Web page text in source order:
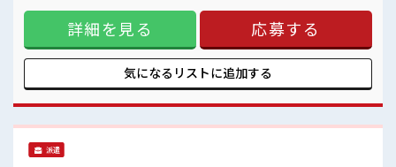
休憩室・ロッカー・更衣室完備！
荷物が多い方も安心ですね！
さらに動きやすい制服が無料☆
#ryo
ほぼナシ！ 赴任時の交通費の支給があるのもうれしいポイン
ト♪ 《残業基本なし*》 自分の時間をしっかり確保できる♪
オンとオフをきっちり切り替えたい方にオススメ！ 《未経験
の方も大カンゲイ*》 初めての方もご安心ください☆ 研修も
しっかりとあります◎ ここからスキル・ステップUPしていき
ましょう↑↑ ■職場の雰囲気 ◆20代・30代の方カツヤク中◆
好きに楽しめる♪ 休憩室・ロッカー・更衣室完備！ 荷物が多
い方も安心ですね！ さらに動きやすい制服が無料☆ #ryo
詳細を見る 応募する
気になるリストに追加する
派遣